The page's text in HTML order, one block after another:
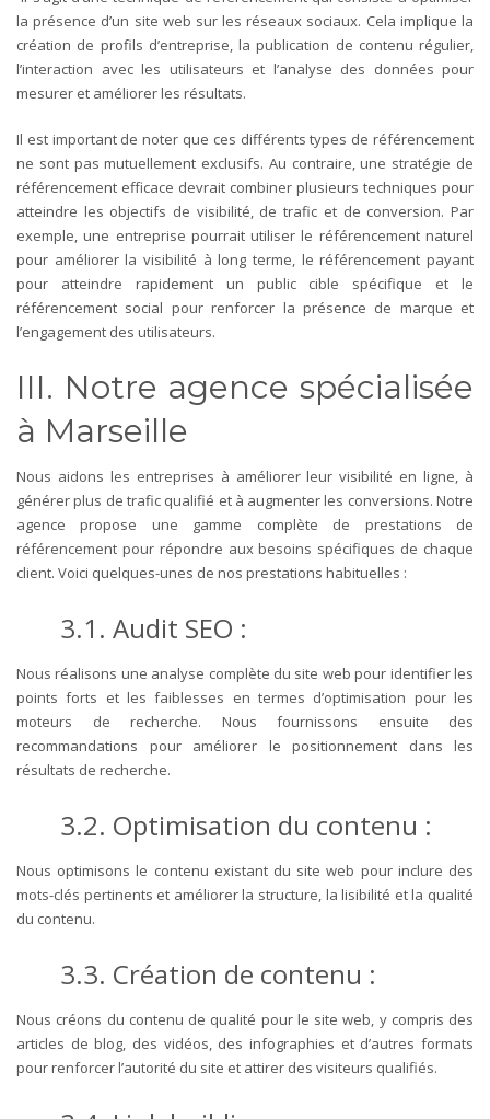
la présence d’un site web sur les réseaux sociaux. Cela implique la
création de profils d’entreprise, la publication de contenu régulier,
l’interaction avec les utilisateurs et l’analyse des données pour
mesurer et améliorer les résultats.
Il est important de noter que ces différents types de référencement
ne sont pas mutuellement exclusifs. Au contraire, une stratégie de
référencement efficace devrait combiner plusieurs techniques pour
atteindre les objectifs de visibilité, de trafic et de conversion. Par
exemple, une entreprise pourrait utiliser le référencement naturel
pour améliorer la visibilité à long terme, le référencement payant
pour atteindre rapidement un public cible spécifique et le
référencement social pour renforcer la présence de marque et
l’engagement des utilisateurs.
III. Notre agence spécialisée
à Marseille
Nous aidons les entreprises à améliorer leur visibilité en ligne, à
générer plus de trafic qualifié et à augmenter les conversions. Notre
agence propose une gamme complète de prestations de
référencement pour répondre aux besoins spécifiques de chaque
client. Voici quelques-unes de nos prestations habituelles :
3.1. Audit SEO :
Nous réalisons une analyse complète du site web pour identifier les
points forts et les faiblesses en termes d’optimisation pour les
moteurs de recherche. Nous fournissons ensuite des
recommandations pour améliorer le positionnement dans les
résultats de recherche.
3.2. Optimisation du contenu :
Nous optimisons le contenu existant du site web pour inclure des
mots-clés pertinents et améliorer la structure, la lisibilité et la qualité
du contenu.
3.3. Création de contenu :
Nous créons du contenu de qualité pour le site web, y compris des
articles de blog, des vidéos, des infographies et d’autres formats
pour renforcer l’autorité du site et attirer des visiteurs qualifiés.